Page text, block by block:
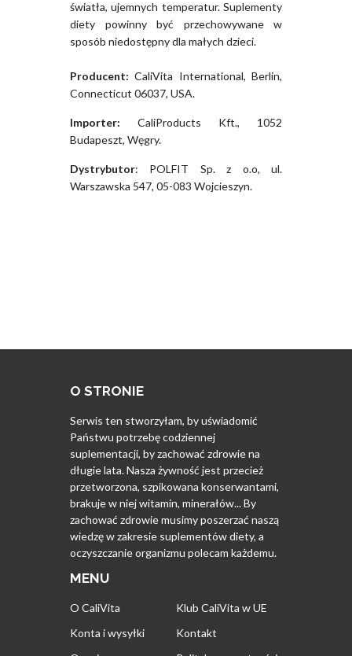
światła, ujemnych temperatur. Suplementy
diety powinny być przechowywane w
sposób niedostępny dla małych dzieci.
Producent: CaliVita International, Berlin,
Connecticut 06037, USA.
Importer: CaliProducts Kft., 1052
Budapeszt, Węgry.
Dystrybutor: POLFIT Sp. z o.o, ul.
Warszawska 547, 05-083 Wojcieszyn.
O STRONIE
Serwis ten stworzyłam, by uświadomić
Państwu potrzebę codziennej
suplementacji, by zachować zdrowie na
długie lata. Nasza żywność jest przecież
przetworzona, szpikowana konserwantami,
brakuje w niej witamin, minerałów... By
zachować zdrowie musimy poszerzać naszą
wiedzę w zakresie suplementów diety, a
oczyszczanie organizmu polecam każdemu.
MENU
O CaliVita
Klub CaliVita w UE
Konta i wysyłki
Kontakt